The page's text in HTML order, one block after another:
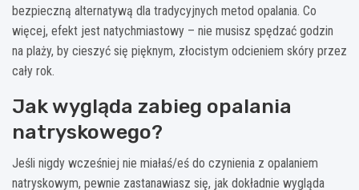
bezpieczną alternatywą dla tradycyjnych metod opalania. Co
więcej, efekt jest natychmiastowy – nie musisz spędzać godzin
na plaży, by cieszyć się pięknym, złocistym odcieniem skóry przez
cały rok.
Jak wygląda zabieg opalania
natryskowego?
Jeśli nigdy wcześniej nie miałaś/eś do czynienia z opalaniem
natryskowym, pewnie zastanawiasz się, jak dokładnie wygląda